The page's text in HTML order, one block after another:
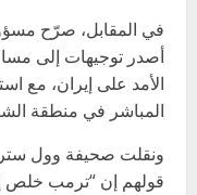
في المقابل، صرّح
أصدر توجيهات إلى
الأمد على إيران، مع
المباشر في منطقة
ونقلت صحيفة وول
قولهم إن “ترمب خلص